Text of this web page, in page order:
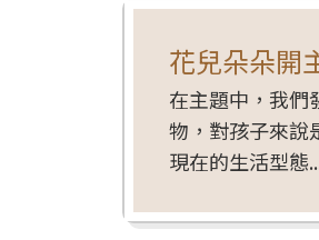
花兒朵朵開
在主題中，我們
物，對孩子來說
現在的生活型態